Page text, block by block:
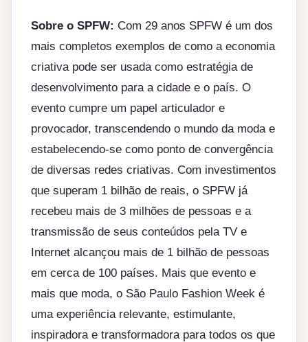
Sobre o SPFW: Com 29 anos SPFW é um dos
mais completos exemplos de como a economia
criativa pode ser usada como estratégia de
desenvolvimento para a cidade e o país. O
evento cumpre um papel articulador e
provocador, transcendendo o mundo da moda e
estabelecendo-se como ponto de convergência
de diversas redes criativas. Com investimentos
que superam 1 bilhão de reais, o SPFW já
recebeu mais de 3 milhões de pessoas e a
transmissão de seus conteúdos pela TV e
Internet alcançou mais de 1 bilhão de pessoas
em cerca de 100 países. Mais que evento e
mais que moda, o São Paulo Fashion Week é
uma experiência relevante, estimulante,
inspiradora e transformadora para todos os que